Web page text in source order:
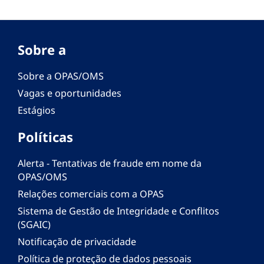
Sobre a
Sobre a OPAS/OMS
Vagas e oportunidades
Estágios
Políticas
Alerta - Tentativas de fraude em nome da
OPAS/OMS
Relações comerciais com a OPAS
Sistema de Gestão de Integridade e Conflitos
(SGAIC)
Notificação de privacidade
Política de proteção de dados pessoais